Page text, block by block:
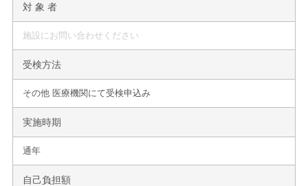
対 象 者
施設にお問い合わせください
受検方法
その他 医療機関にて受検申込み
実施時期
通年
自己負担額